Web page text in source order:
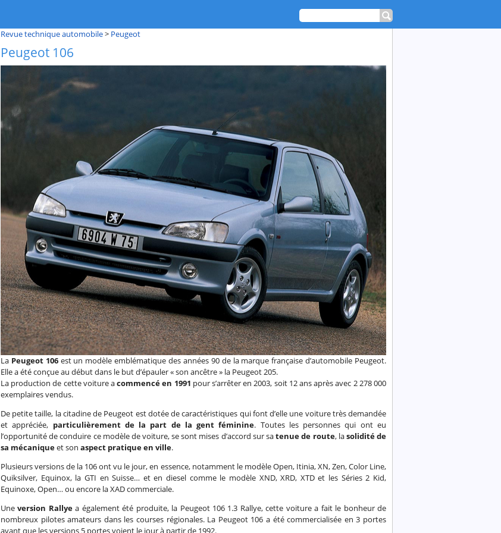
Revue technique automobile> Peugeot
Peugeot 106
La Peugeot 106 est un modèle emblématique des années 90 de la marque française d’automobile Peugeot.
Elle a été conçue au début dans le but d’épauler « son ancêtre » la Peugeot 205.
La production de cette voiture acommencé en 1991 pour s’arrêter en 2003, soit 12 ans après avec 2 278 000
exemplaires vendus.
De petite taille, la citadine de Peugeot est dotée de caractéristiques qui font d’elle une voiture très demandée
et appréciée, particulièrement de la part de la gent féminine. Toutes les personnes qui ont eu
l’opportunité de conduire ce modèle de voiture, se sont mises d’accord sur satenue de route, lasolidité de
sa mécaniqueet son aspect pratique en ville.
Plusieurs versions de la 106 ont vu le jour, en essence, notamment le modèle Open, Itinia, XN, Zen, Color Line,
Quiksilver, Equinox, la GTI en Suisse… et en diesel comme le modèle XND, XRD, XTD et les Séries 2 Kid,
Equinoxe, Open… ou encore la XAD commerciale.
Uneversion Rallyea également été produite, la Peugeot 106 1.3 Rallye, cette voiture a fait le bonheur de
nombreux pilotes amateurs dans les courses régionales. La Peugeot 106 a été commercialisée en 3 portes
avant que les versions 5 portes voient le jour à partir de 1992.